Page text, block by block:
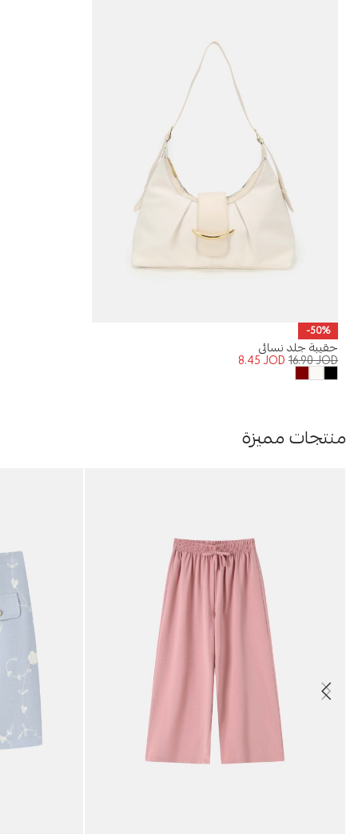
-50%
حقيبة جلد نسائي
16.90JOD
8.45JOD
منتجات مميزة